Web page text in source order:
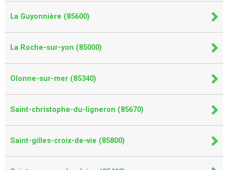
La Guyonnière (85600)
La Roche-sur-yon (85000)
Olonne-sur-mer (85340)
Saint-christophe-du-ligneron (85670)
Saint-gilles-croix-de-vie (85800)